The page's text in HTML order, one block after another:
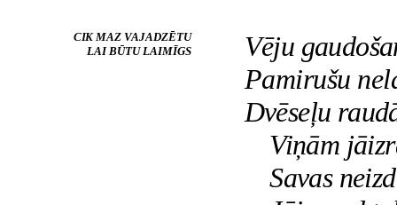
CIK MAZ VAJADZĒTU
LAI BŪTU LAIMĪGS
Vēju
Pamirušu
Dvēseļu
Viņām
Savas